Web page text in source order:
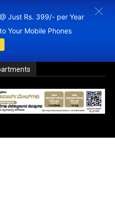
Just Rs. 399/- per Year
Your Mobile Phones